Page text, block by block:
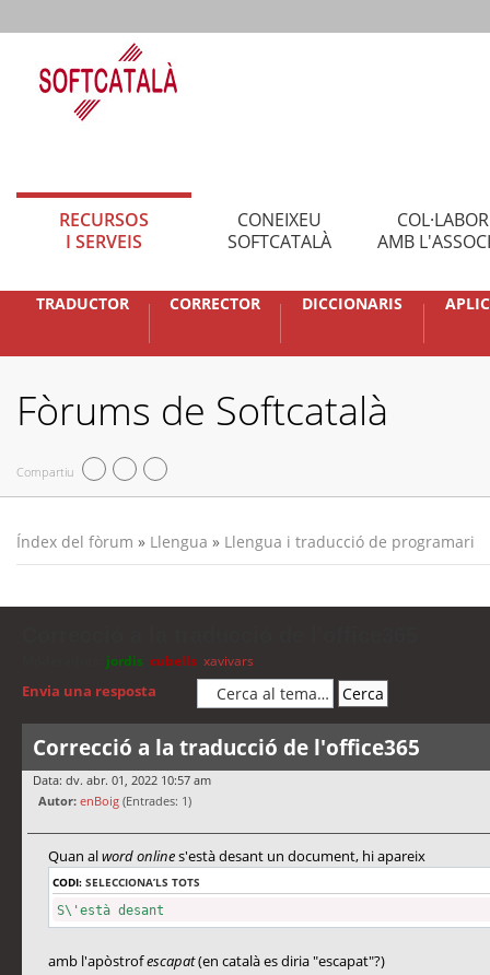
RECURSOS
I SERVEIS
CONEIXEU
SOFTCATALÀ
AMB
TRADUCTOR CORRECTOR DICCIONARIS
Fòrums de Softcatalà
Compartiu
Índex del fòrum » Llengua » Llengua i traducció de programari
jordis cubells xavivars
Envia una resposta
Correcció a la traducció de l'office365
Data: dv. abr. 01, 2022 10:57 am
Autor: enBoig (Entrades: 1)
Quan alword onlines'està desant un document, hi apareix
CODI: SELECCIONA’LS TOTS
S\'està desant
amb l'apòstrofescapat(en català es diria "escapat"?)